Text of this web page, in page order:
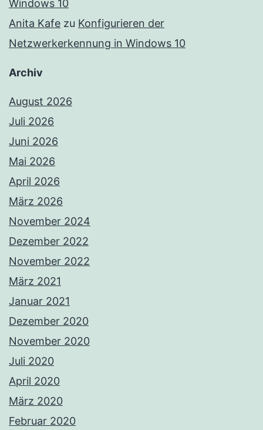
Windows 10
Anita Kafe zu Konfigurieren der
Netzwerkerkennung in Windows 10
Archiv
August 2026
Juli 2026
Juni 2026
Mai 2026
April 2026
März 2026
November 2024
Dezember 2022
November 2022
März 2021
Januar 2021
Dezember 2020
November 2020
Juli 2020
April 2020
März 2020
Februar 2020